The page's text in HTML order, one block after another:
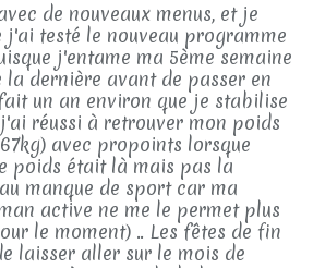
de nouveaux menus, et je
testé le nouveau programme
j'entame ma 5ème semaine
la dernière avant de passer en
un an environ que je stabilise
réussi à retrouver mon poids
avec propoints lorsque
poids était là mais pas la
manque de sport car ma
active ne me le permet plus
le moment) .. Les fêtes de fin
laisser aller sur le mois de